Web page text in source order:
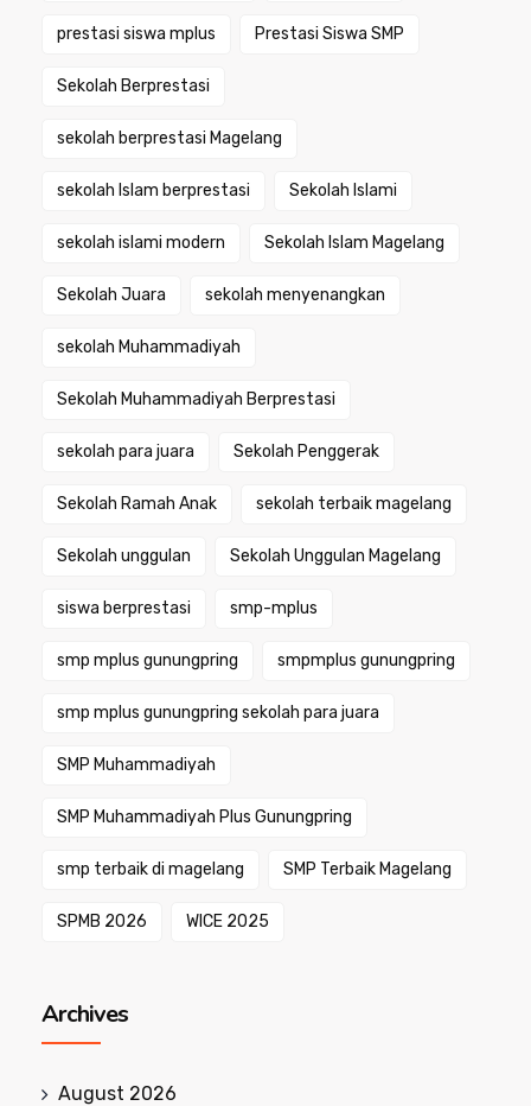
prestasi siswa mplus Prestasi Siswa SMP
Sekolah Berprestasi
sekolah berprestasi Magelang
sekolah Islam berprestasi Sekolah Islami
sekolah islami modern Sekolah Islam Magelang
Sekolah Juara sekolah menyenangkan
sekolah Muhammadiyah
Sekolah Muhammadiyah Berprestasi
sekolah para juara Sekolah Penggerak
Sekolah Ramah Anak sekolah terbaik magelang
Sekolah unggulan Sekolah Unggulan Magelang
siswa berprestasi smp-mplus
smp mplus gunungpring smpmplus gunungpring
smp mplus gunungpring sekolah para juara
SMP Muhammadiyah
SMP Muhammadiyah Plus Gunungpring
smp terbaik di magelang SMP Terbaik Magelang
SPMB 2026 WICE 2025
Archives
August 2026